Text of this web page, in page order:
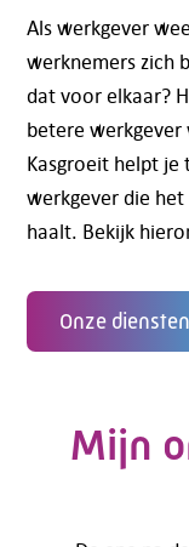
Als werkgever
werknemers zich
dat voor elkaar?
betere
Kasgroeit helpt je
werkgever die
haalt. Bekijk
Onze
Mijn